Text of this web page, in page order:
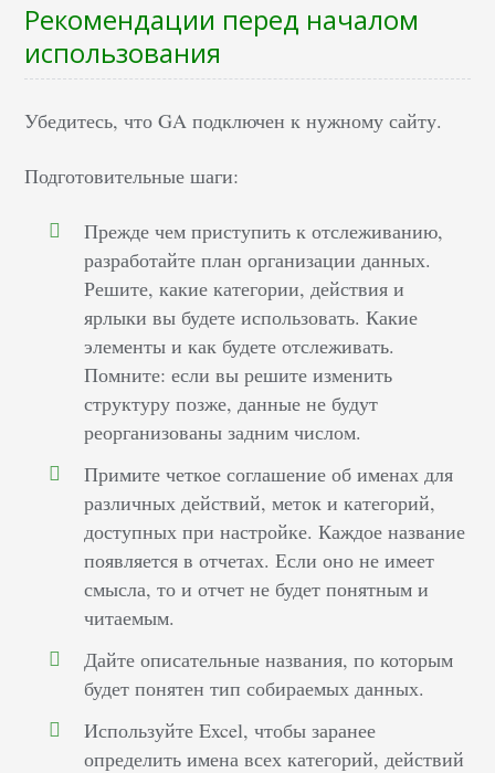
Рекомендации перед началом
использования
Убедитесь, что GA подключен к нужному сайту.
Подготовительные шаги:
Прежде чем приступить к отслеживанию,
разработайте план организации данных.
Решите, какие категории, действия и
ярлыки вы будете использовать. Какие
элементы и как будете отслеживать.
Помните: если вы решите изменить
структуру позже, данные не будут
реорганизованы задним числом.
Примите четкое соглашение об именах для
различных действий, меток и категорий,
доступных при настройке. Каждое название
появляется в отчетах. Если оно не имеет
смысла, то и отчет не будет понятным и
читаемым.
Дайте описательные названия, по которым
будет понятен тип собираемых данных.
Используйте Excel, чтобы заранее
определить имена всех категорий, действий